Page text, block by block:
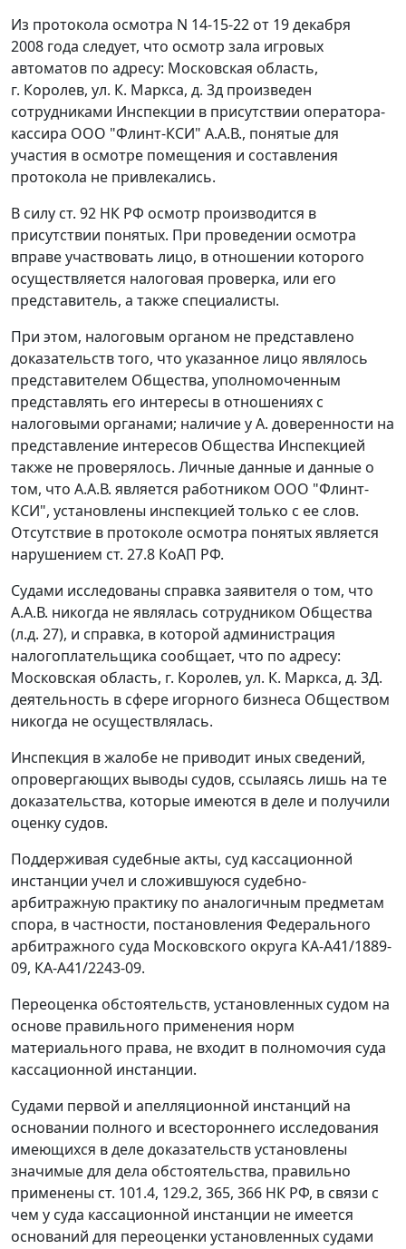
Из протокола осмотра N 14-15-22 от 19 декабря
2008 года следует, что осмотр зала игровых
автоматов по адресу: Московская область,
г. Королев, ул. К. Маркса, д. 3д произведен
сотрудниками Инспекции в присутствии оператора-
кассира ООО "Флинт-КСИ" А.А.В., понятые для
участия в осмотре помещения и составления
протокола не привлекались.
В силу ст. 92 НК РФ осмотр производится в
присутствии понятых. При проведении осмотра
вправе участвовать лицо, в отношении которого
осуществляется налоговая проверка, или его
представитель, а также специалисты.
При этом, налоговым органом не представлено
доказательств того, что указанное лицо являлось
представителем Общества, уполномоченным
представлять его интересы в отношениях с
налоговыми органами; наличие у А. доверенности на
представление интересов Общества Инспекцией
также не проверялось. Личные данные и данные о
том, что А.А.В. является работником ООО "Флинт-
КСИ", установлены инспекцией только с ее слов.
Отсутствие в протоколе осмотра понятых является
нарушением ст. 27.8 КоАП РФ.
Судами исследованы справка заявителя о том, что
А.А.В. никогда не являлась сотрудником Общества
(л.д. 27), и справка, в которой администрация
налогоплательщика сообщает, что по адресу:
Московская область, г. Королев, ул. К. Маркса, д. 3Д.
деятельность в сфере игорного бизнеса Обществом
никогда не осуществлялась.
Инспекция в жалобе не приводит иных сведений,
опровергающих выводы судов, ссылаясь лишь на те
доказательства, которые имеются в деле и получили
оценку судов.
Поддерживая судебные акты, суд кассационной
инстанции учел и сложившуюся судебно-
арбитражную практику по аналогичным предметам
спора, в частности, постановления Федерального
арбитражного суда Московского округа КА-А41/1889-
09, КА-А41/2243-09.
Переоценка обстоятельств, установленных судом на
основе правильного применения норм
материального права, не входит в полномочия суда
кассационной инстанции.
Судами первой и апелляционной инстанций на
основании полного и всестороннего исследования
имеющихся в деле доказательств установлены
значимые для дела обстоятельства, правильно
применены ст. 101.4, 129.2, 365, 366 НК РФ, в связи с
чем у суда кассационной инстанции не имеется
оснований для переоценки установленных судами